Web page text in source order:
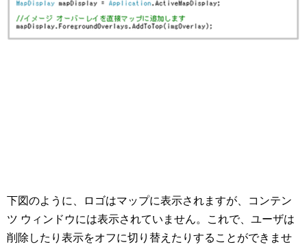
下図のように、ロゴはマップに表示されますが、コンテン
ツ ウィンドウには表示されていません。これで、ユーザは
削除したり表示をオフに切り替えたりすることができませ